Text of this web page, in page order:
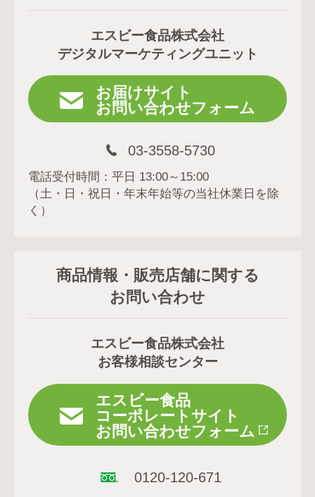
エスビー食品株式会社
デジタルマーケティングユニット
お届けサイト
お問い合わせフォーム
03-3558-5730
電話受付時間：平日 13:00～15:00
（土・日・祝日・年末年始等の当社休業日を除
く）
商品情報・販売店舗に関する
お問い合わせ
エスビー食品株式会社
お客様相談センター
エスビー食品
コーポレートサイト
お問い合わせフォーム
0120-120-671